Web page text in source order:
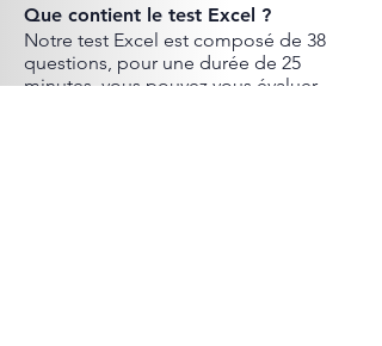
Que contient le test Excel ?
Notre test Excel est composé de 38
questions, pour une durée de 25
minutes, vous pouvez vous évaluer